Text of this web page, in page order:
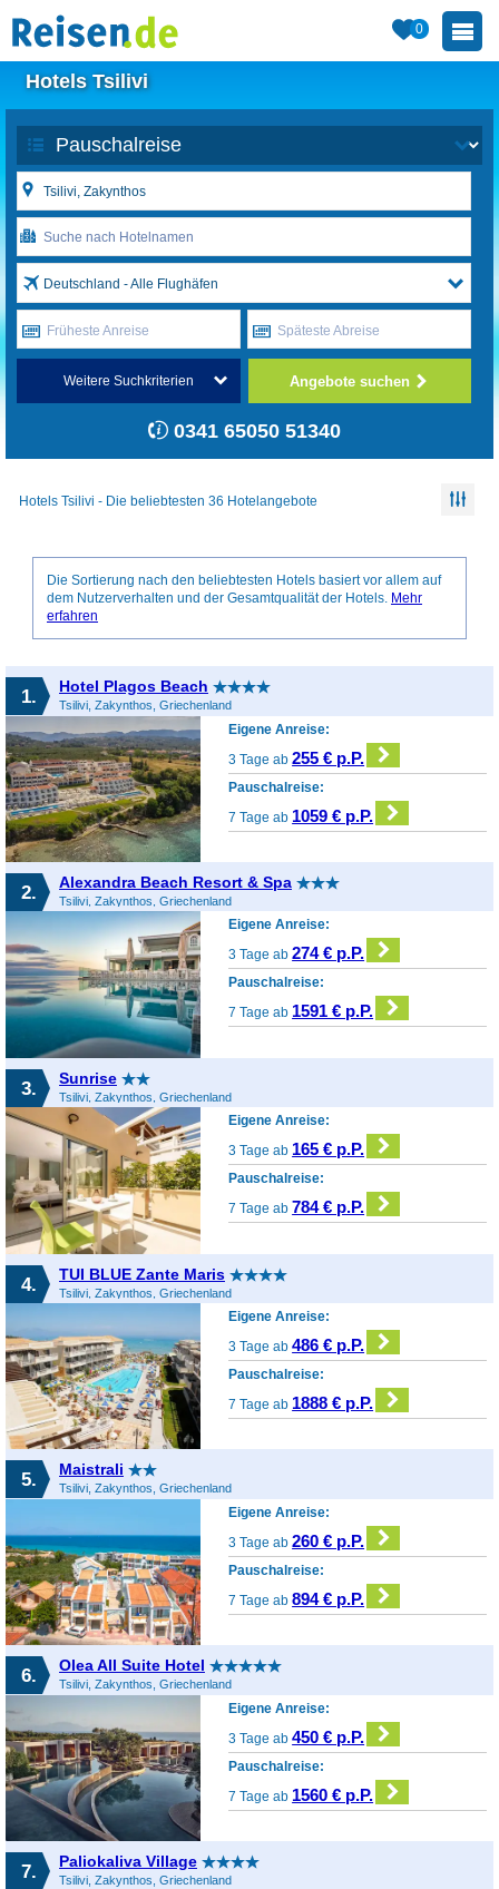
0
Hotels Tsilivi
Deutschland - Alle Flughäfen
Früheste Anreise Späteste Abreise
Weitere Suchkriterien Angebote suchen
0341 65050 51340
Hotels Tsilivi - Die beliebtesten 36 Hotelangebote
Die Sortierung nach den beliebtesten Hotels basiert vor allem auf
dem Nutzerverhalten und der Gesamtqualität der Hotels. Mehr
erfahren
1. Hotel Plagos Beach
Tsilivi, Zakynthos, Griechenland
Eigene Anreise:
3 Tage ab255 € p.P.
Pauschalreise:
7 Tage ab 1059 € p.P.
2. Alexandra Beach Resort & Spa
Tsilivi, Zakynthos, Griechenland
Eigene Anreise:
3 Tage ab274 € p.P.
Pauschalreise:
7 Tage ab 1591 € p.P.
3. Sunrise
Tsilivi, Zakynthos, Griechenland
Eigene Anreise:
3 Tage ab 165 € p.P.
Pauschalreise:
7 Tage ab 784 € p.P.
4. TUI BLUE Zante Maris
Tsilivi, Zakynthos, Griechenland
Eigene Anreise:
3 Tage ab486 € p.P.
Pauschalreise:
7 Tage ab 1888 € p.P.
5. Maistrali
Tsilivi, Zakynthos, Griechenland
Eigene Anreise:
3 Tage ab260 € p.P.
Pauschalreise:
7 Tage ab894 € p.P.
6. Olea All Suite Hotel
Tsilivi, Zakynthos, Griechenland
Eigene Anreise:
3 Tage ab450 € p.P.
Pauschalreise:
7 Tage ab 1560 € p.P.
7. Paliokaliva Village
Tsilivi, Zakynthos, Griechenland